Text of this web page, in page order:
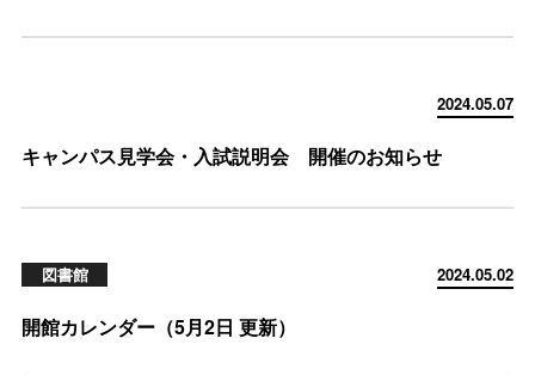
2024.05.07
キャンパス見学会・入試説明会 開催のお知らせ
2024.05.02
図書館
開館カレンダー（5月2日 更新）